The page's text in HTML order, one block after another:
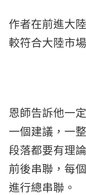
作者在前進大
較符合大陸市
恩師告訴他一
一個建議，一
段落都要有理
前後串聯，每
進行總串聯。